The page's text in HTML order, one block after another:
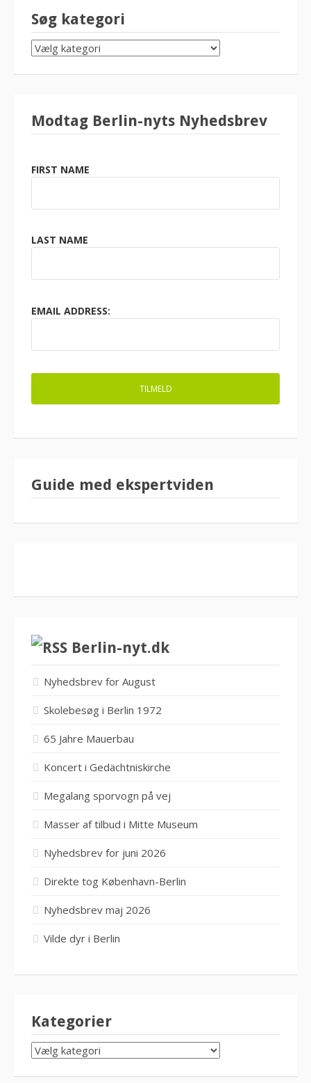
Søg kategori
SØG
KATEGORI
Modtag Berlin-nyts Nyhedsbrev
FIRST NAME
LAST NAME
EMAIL ADDRESS:
Guide med ekspertviden
Berlin-nyt.dk
Nyhedsbrev for August
Skolebesøg i Berlin 1972
65 Jahre Mauerbau
Koncert i Gedächtniskirche
Megalang sporvogn på vej
Masser af tilbud i Mitte Museum
Nyhedsbrev for juni 2026
Direkte tog København-Berlin
Nyhedsbrev maj 2026
Vilde dyr i Berlin
Kategorier
KATEGORIER